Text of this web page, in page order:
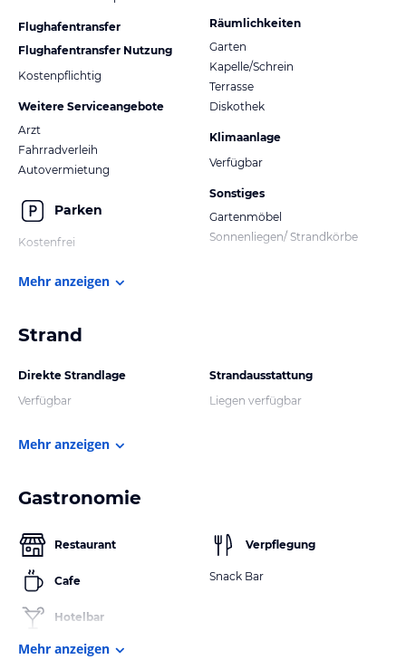
Flughafentransfer
Flughafentransfer Nutzung
Kostenpflichtig
Weitere Serviceangebote
Arzt
Fahrradverleih
Autovermietung
Parken
Kostenfrei
Räumlichkeiten
Garten
Kapelle/Schrein
Terrasse
Diskothek
Klimaanlage
Verfügbar
Sonstiges
Gartenmöbel
Sonnenliegen/ Strandkörbe
Mehr anzeigen
Strand
Direkte Strandlage
Verfügbar
Strandausstattung
Liegen verfügbar
Mehr anzeigen
Gastronomie
Restaurant
Cafe
Hotelbar
Verpflegung
Snack Bar
Mehr anzeigen